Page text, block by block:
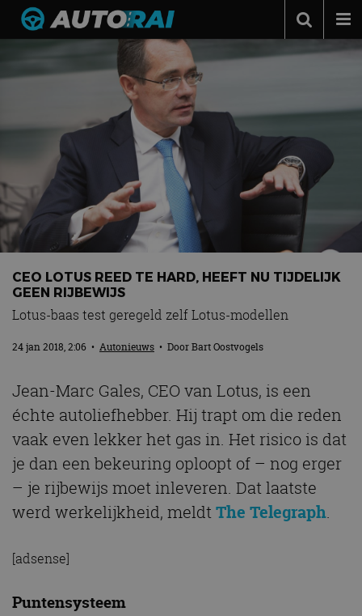
Automerken
Adverteren
Contact
MotorRAI.nl
CEO LOTUS REED TE HARD, HEEFT NU TIJDELIJK
GEEN RIJBEWIJS
Lotus-baas test geregeld zelf Lotus-modellen
24 jan 2018, 2:06 • Autonieuws • DoorBart Oostvogels
Jean-Marc Gales, CEO van Lotus, is een
échte autoliefhebber. Hij trapt om die reden
vaak even lekker het gas in. Het risico is dat
je dan een bekeuring oploopt of – nog erger
– je rijbewijs moet inleveren. Dat laatste
werd werkelijkheid, meldtThe Telegraph.
[adsense]
Puntensysteem